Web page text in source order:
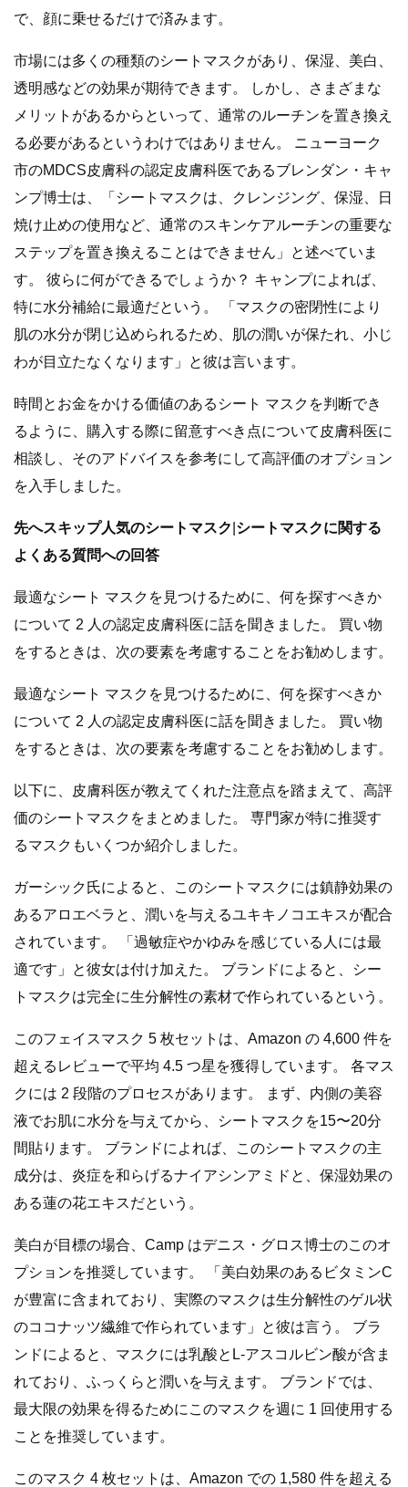
で、顔に乗せるだけで済みます。
市場には多くの種類のシートマスクがあり、保湿、美白、
透明感などの効果が期待できます。 しかし、さまざまな
メリットがあるからといって、通常のルーチンを置き換え
る必要があるというわけではありません。 ニューヨーク
市のMDCS皮膚科の認定皮膚科医であるブレンダン・キャ
ンプ博士は、「シートマスクは、クレンジング、保湿、日
焼け止めの使用など、通常のスキンケアルーチンの重要な
ステップを置き換えることはできません」と述べていま
す。 彼らに何ができるでしょうか？ キャンプによれば、
特に水分補給に最適だという。 「マスクの密閉性により
肌の水分が閉じ込められるため、肌の潤いが保たれ、小じ
わが目立たなくなります」と彼は言います。
時間とお金をかける価値のあるシート マスクを判断でき
るように、購入する際に留意すべき点について皮膚科医に
相談し、そのアドバイスを参考にして高評価のオプション
を入手しました。
先へスキップ人気のシートマスク シートマスクに関する
よくある質問への回答
最適なシート マスクを見つけるために、何を探すべきか
について 2 人の認定皮膚科医に話を聞きました。 買い物
をするときは、次の要素を考慮することをお勧めします。
最適なシート マスクを見つけるために、何を探すべきか
について 2 人の認定皮膚科医に話を聞きました。 買い物
をするときは、次の要素を考慮することをお勧めします。
以下に、皮膚科医が教えてくれた注意点を踏まえて、高評
価のシートマスクをまとめました。 専門家が特に推奨す
るマスクもいくつか紹介しました。
ガーシック氏によると、このシートマスクには鎮静効果の
あるアロエベラと、潤いを与えるユキキノコエキスが配合
されています。 「過敏症やかゆみを感じている人には最
適です」と彼女は付け加えた。 ブランドによると、シー
トマスクは完全に生分解性の素材で作られているという。
このフェイスマスク 5 枚セットは、Amazon の 4,600 件を
超えるレビューで平均 4.5 つ星を獲得しています。 各マス
クには 2 段階のプロセスがあります。 まず、内側の美容
液でお肌に水分を与えてから、シートマスクを15〜20分
間貼ります。 ブランドによれば、このシートマスクの主
成分は、炎症を和らげるナイアシンアミドと、保湿効果の
ある蓮の花エキスだという。
美白が目標の場合、Camp はデニス・グロス博士のこのオ
プションを推奨しています。 「美白効果のあるビタミンC
が豊富に含まれており、実際のマスクは生分解性のゲル状
のココナッツ繊維で作られています」と彼は言う。 ブラ
ンドによると、マスクには乳酸とL-アスコルビン酸が含ま
れており、ふっくらと潤いを与えます。 ブランドでは、
最大限の効果を得るためにこのマスクを週に 1 回使用する
ことを推奨しています。
このマスク 4 枚セットは、Amazon での 1,580 件を超える